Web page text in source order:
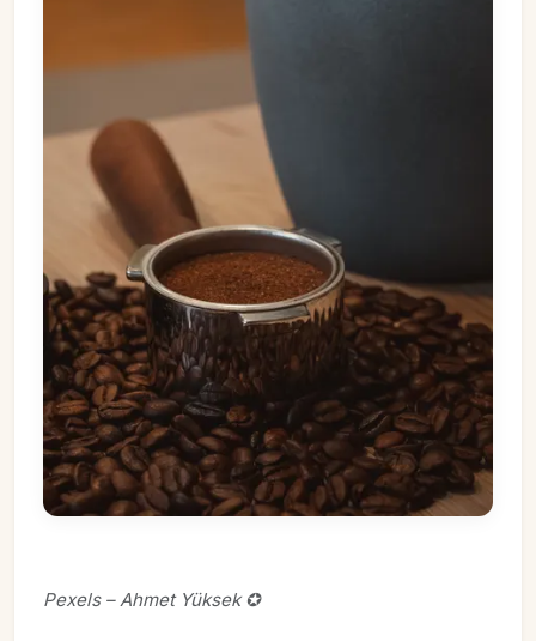
Pexels – Ahmet Yüksek ✪